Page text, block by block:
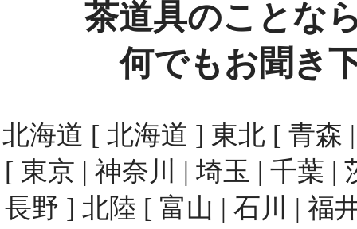
茶道具のことな
何でもお聞き
北海道 [ 北海道 ] 東北 [ 青森
[ 東京 | 神奈川 | 埼玉 | 千葉 |
長野 ] 北陸 [ 富山 | 石川 | 福